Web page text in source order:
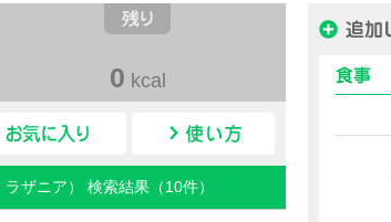
0 kcal
索
ザニア） 検索結果（10件）